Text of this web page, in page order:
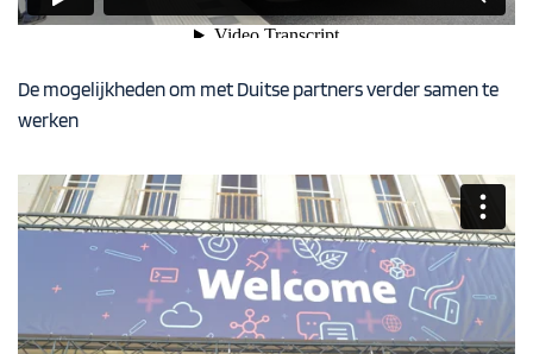
De mogelijkheden om met Duitse partners verder samen te
werken